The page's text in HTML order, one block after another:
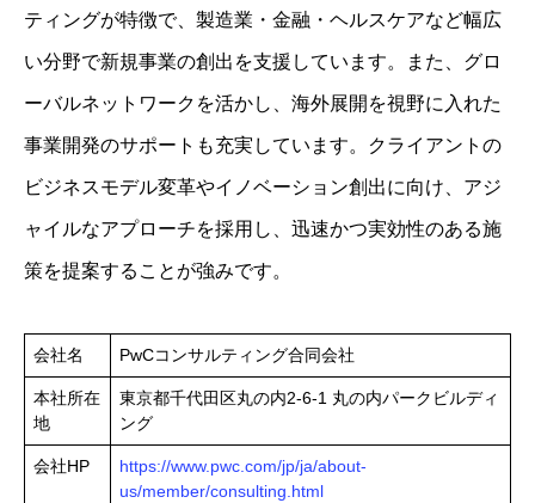
ティングが特徴で、製造業・金融・ヘルスケアなど幅広
い分野で新規事業の創出を支援しています。また、グロ
ーバルネットワークを活かし、海外展開を視野に入れた
事業開発のサポートも充実しています。クライアントの
ビジネスモデル変革やイノベーション創出に向け、アジ
ャイルなアプローチを採用し、迅速かつ実効性のある施
策を提案することが強みです。
会社名 PwCコンサルティング合同会社
本社所在
地
東京都千代田区丸の内2-6-1 丸の内パークビルディ
ング
会社HP
https://www.pwc.com/jp/ja/about-
us/member/consulting.html